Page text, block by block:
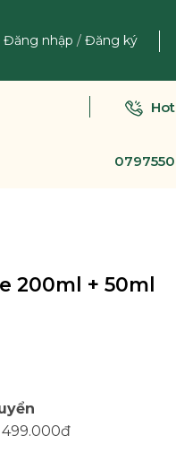
Đăng nhập / Đăng ký
200ml + 50ml